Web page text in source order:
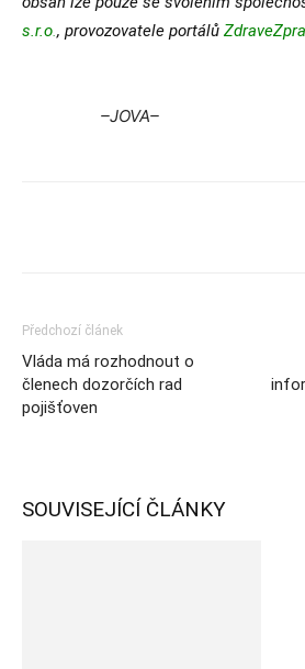
s.r.o., provozovatele portálů
–JOVA–
Předchozí článek
Vláda má rozhodnout o
členech dozorčích rad
pojišťoven
SOUVISEJÍCÍ ČLÁNKY